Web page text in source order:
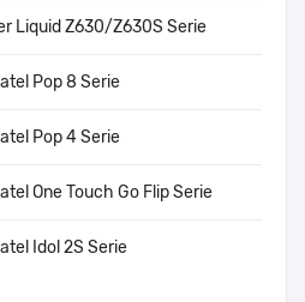
Liquid Z630/Z630S Serie
Pop 8 Serie
Pop 4 Serie
One Touch Go Flip Serie
Idol 2S Serie